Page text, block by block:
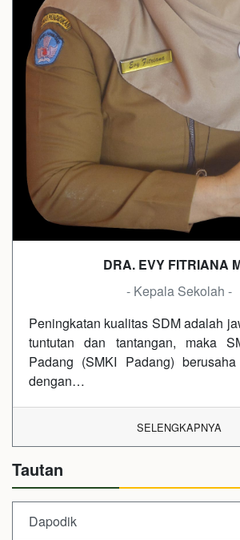
DRA. EVY FITRIANA
- Kepala Sekolah -
Peningkatan kualitas SDM adalah
tuntutan dan tantangan, maka
Padang (SMKI Padang)
dengan…
SELENGKAPNYA
Tautan
Dapodik